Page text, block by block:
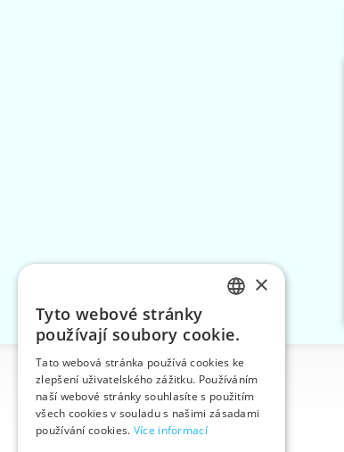
Informace
Úvodní strana
Kontakt
Mapa stránek
ENGLISH
GERMAN
×
Tyto webové stránky
používají soubory cookie.
Tato webová stránka používá cookies ke
zlepšení uživatelského zážitku. Používáním
naší webové stránky souhlasíte s použitím
všech cookies v souladu s našimi zásadami
používání cookies. Více informací